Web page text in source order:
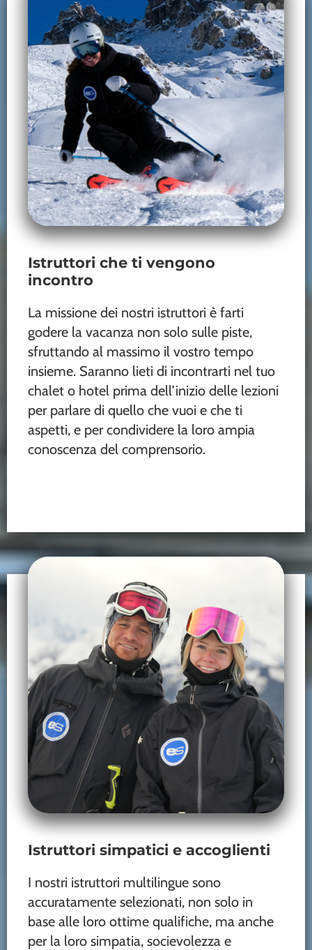
Istruttori che ti vengono
incontro
La missione dei nostri istruttori è farti
godere la vacanza non solo sulle piste,
sfruttando al massimo il vostro tempo
insieme. Saranno lieti di incontrarti nel tuo
chalet o hotel prima dell’inizio delle lezioni
per parlare di quello che vuoi e che ti
aspetti, e per condividere la loro ampia
conoscenza del comprensorio.
Istruttori simpatici e accoglienti
I nostri istruttori multilingue sono
accuratamente selezionati, non solo in
base alle loro ottime qualifiche, ma anche
per la loro simpatia, socievolezza e